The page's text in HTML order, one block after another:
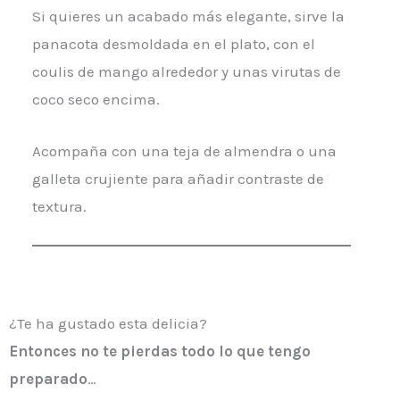
Si quieres un acabado más elegante, sirve la
panacota desmoldada en el plato, con el
coulis de mango alrededor y unas virutas de
coco seco encima.
Acompaña con una teja de almendra o una
galleta crujiente para añadir contraste de
textura.
¿Te ha gustado esta delicia?
Entonces no te pierdas todo lo que tengo
preparado…